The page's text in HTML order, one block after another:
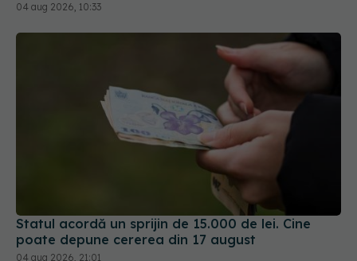
Statul acordă un sprijin de 15.000 de lei. Cine
poate depune cererea din 17 august
04 aug 2026, 21:01